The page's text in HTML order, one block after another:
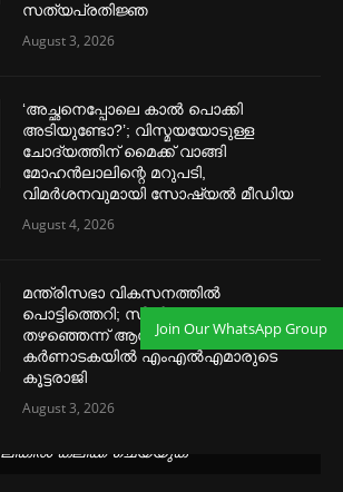
സത്യപ്രതിജ്ഞ
August 3, 2026
‘അച്ഛനെപ്പോലെ കാല്‍ പൊക്കി
അടിയുണ്ടോ?’; വിസ്മയയോടുള്ള
ചോദ്യത്തിന് മൈക്ക് വാങ്ങി
മോഹൻലാലിന്റെ മറുപടി,
വിമര്‍ശനവുമായി സോഷ്യല്‍ മീഡിയ
August 4, 2026
മന്ത്രിസഭാ വികസനത്തിൽ
പൊട്ടിത്തെറി; സീനിയർ നേതാക്കളെ
തഴഞ്ഞെന്ന് ആരോപണം,
കർണാടകയിൽ എംഎൽഎമാരുടെ
കൂട്ടരാജി
August 3, 2026
ലിങ്കിൽ ക്ലിക്ക് ചെയ്യുക
Join Our WhatsApp Group